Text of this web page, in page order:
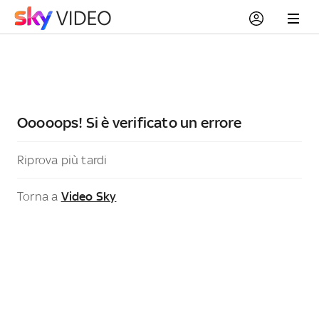
Ooooops! Si è verificato un errore
Riprova più tardi
Torna a Video Sky